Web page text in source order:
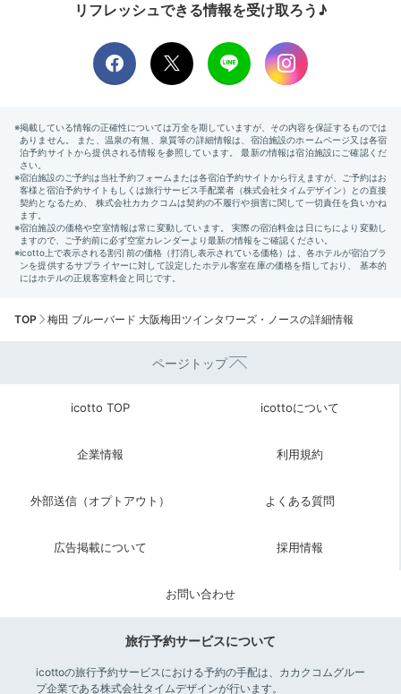
リフレッシュできる情報を受け取ろう♪
TOP 梅田 ブルーバード 大阪梅田ツインタワーズ・ノースの詳細情報
ページトップ
icotto TOP icottoについて
企業情報 利用規約
外部送信（オプトアウト） よくある質問
広告掲載について 採用情報
お問い合わせ
旅行予約サービスについて
icottoの旅行予約サービスにおける予約の手配は、カカクコムグルー
プ企業である株式会社タイムデザインが行います。